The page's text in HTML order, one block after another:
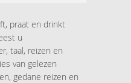
praat en drinkt
u
taal, reizen en
van gelezen
gedane reizen en